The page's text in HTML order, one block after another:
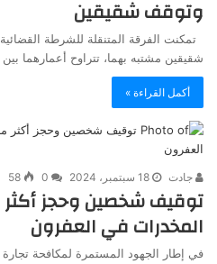
وتوقف شقيقين
تمكنت الفرقة المتنقلة للشرطة
شقيقين مشتبه بهما، تتراوح أعمارهما بين 27 و31 سنة،…
أكمل القراءة »
جادت 18 سبتمبر، 2024 0
58
توقيف شخصين وحجز
المخدرات في العفرون
في إطار الجهود المستمرة لمكافحة تجارة